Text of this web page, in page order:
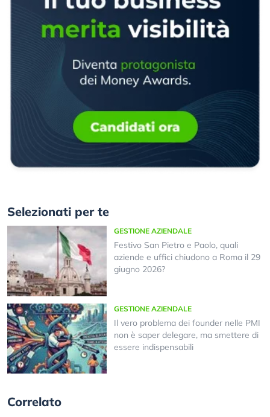
Selezionati per te
GESTIONE AZIENDALE
Festivo San Pietro e Paolo, quali
aziende e uffici chiudono a Roma il 29
giugno 2026?
GESTIONE AZIENDALE
Il vero problema dei founder nelle PMI
non è saper delegare, ma smettere di
essere indispensabili
Correlato